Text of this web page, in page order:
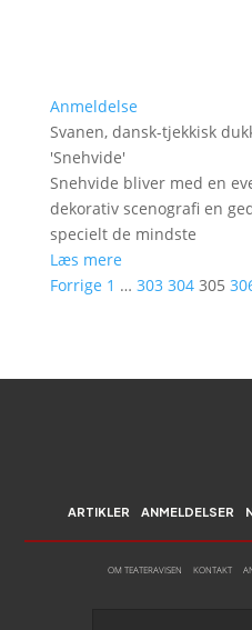
Anmeldelse
Svanen, dansk-tjekkisk
'Snehvide'
Snehvide bliver med en
dekorativ scenografi en
specielt de mindste
Læs mere
Forrige 1 … 303 304 305
ARTIKLER ANMELDELSER
OM TEATERAVISEN KONTAKT